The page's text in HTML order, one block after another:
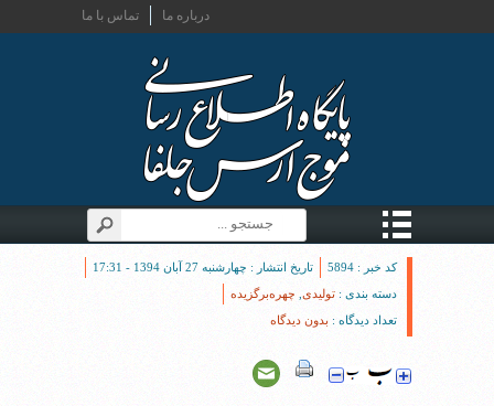
تماس با ما درباره ما
کد خبر : 5894
تاریخ انتشار : چهارشنبه 27 آبان 1394 - 17:31
دسته بندی : تولیدی چهره‌برگزیده
تعداد دیدگاه : بدون دیدگاه